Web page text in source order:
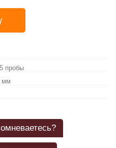
пробы
мм